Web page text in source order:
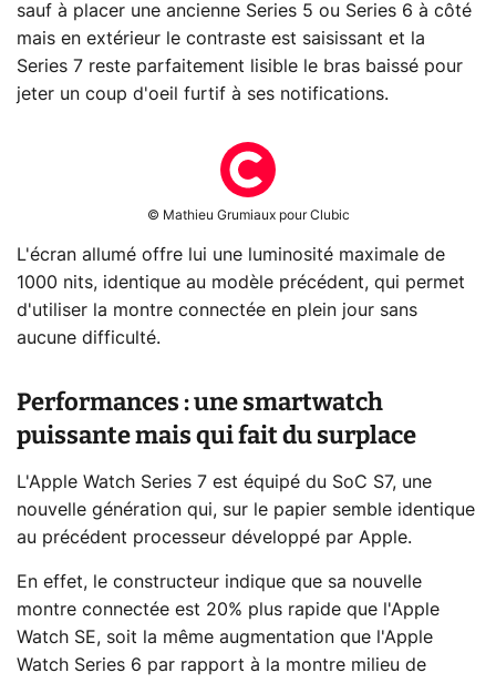
sauf à placer une ancienne Series 5 ou Series 6 à côté
mais en extérieur le contraste est saisissant et la
Series 7 reste parfaitement lisible le bras baissé pour
jeter un coup d'oeil furtif à ses notifications.
© Mathieu Grumiaux pour Clubic
L'écran allumé offre lui une luminosité maximale de
1000 nits, identique au modèle précédent, qui permet
d'utiliser la montre connectée en plein jour sans
aucune difficulté.
Performances : une smartwatch
puissante mais qui fait du surplace
L'Apple Watch Series 7 est équipé du SoC S7, une
nouvelle génération qui, sur le papier semble identique
au précédent processeur développé par Apple.
En effet, le constructeur indique que sa nouvelle
montre connectée est 20% plus rapide que l'Apple
Watch SE, soit la même augmentation que l'Apple
Watch Series 6 par rapport à la montre milieu de